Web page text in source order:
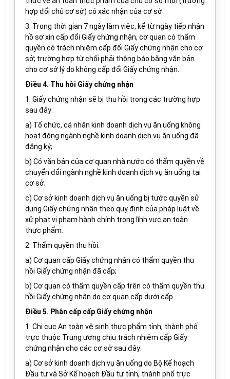
hợp đổi chủ cơ sở) có xác nhận của cơ sở.
3. Trong thời gian 7 ngày làm việc, kể từ ngày tiếp nhận
hồ sơ xin cấp đổi Giấy chứng nhận, cơ quan có thẩm
quyền có trách nhiệm cấp đổi Giấy chứng nhận cho cơ
sở; trường hợp từ chối phải thông báo bằng văn bản
cho cơ sở lý do không cấp đổi Giấy chứng nhận.
Điều 4. Thu hồi Giấy chứng nhận
1. Giấy chứng nhận sẽ bị thu hồi trong các trường hợp
sau đây:
a) Tổ chức, cá nhân kinh doanh dịch vụ ăn uống không
hoạt động ngành nghề kinh doanh dịch vụ ăn uống đã
đăng ký;
b) Có văn bản của cơ quan nhà nước có thẩm quyền về
chuyển đổi ngành nghề kinh doanh dịch vụ ăn uống tại
cơ sở;
c) Cơ sở kinh doanh dịch vụ ăn uống bị tước quyền sử
dụng Giấy chứng nhận theo quy định của pháp luật về
xử phạt vi phạm hành chính trong lĩnh vực an toàn
thực phẩm.
2. Thẩm quyền thu hồi:
a) Cơ quan cấp Giấy chứng nhận có thẩm quyền thu
hồi Giấy chứng nhận đã cấp;
b) Cơ quan có thẩm quyền cấp trên có thẩm quyền thu
hồi Giấy chứng nhận do cơ quan cấp dưới cấp.
Điều 5. Phân cấp cấp Giấy chứng nhận
1. Chi cục An toàn vệ sinh thực phẩm tỉnh, thành phố
trực thuộc Trung ương chịu trách nhiệm cấp Giấy
chứng nhận cho các cơ sở sau đây:
a) Cơ sở kinh doanh dịch vụ ăn uống do Bộ Kế hoạch
Đầu tư và Sở Kế hoạch Đầu tư tỉnh, thành phố trực